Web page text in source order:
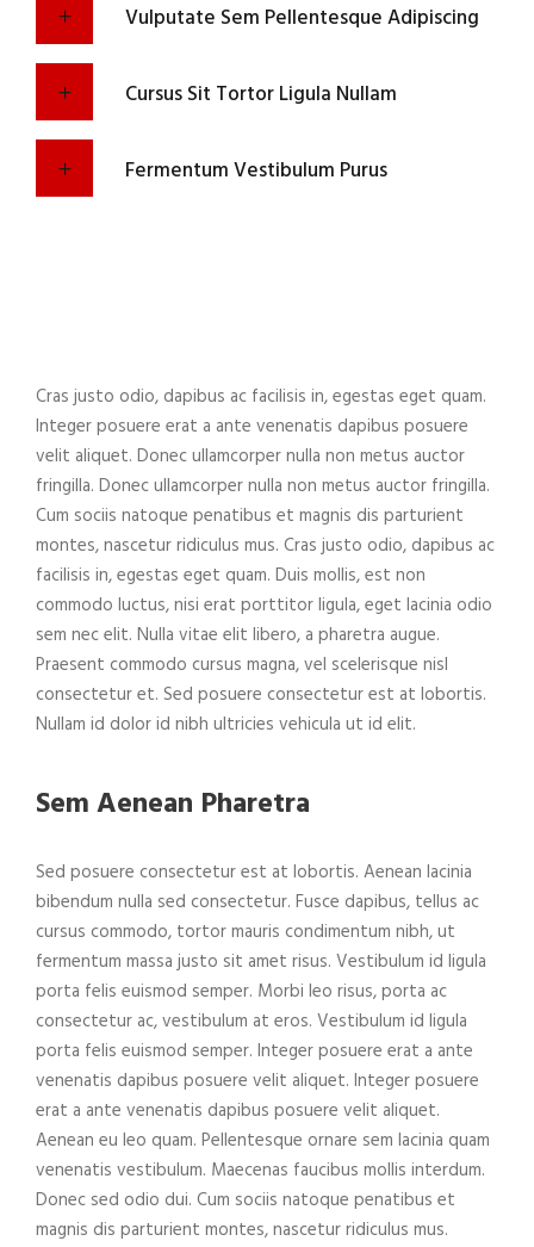
Vulputate Sem Pellentesque Adipiscing
Cursus Sit Tortor Ligula Nullam
Fermentum Vestibulum Purus
Cras justo odio, dapibus ac facilisis in, egestas eget quam.
Integer posuere erat a ante venenatis dapibus posuere
velit aliquet. Donec ullamcorper nulla non metus auctor
fringilla. Donec ullamcorper nulla non metus auctor fringilla.
Cum sociis natoque penatibus et magnis dis parturient
montes, nascetur ridiculus mus. Cras justo odio, dapibus ac
facilisis in, egestas eget quam. Duis mollis, est non
commodo luctus, nisi erat porttitor ligula, eget lacinia odio
sem nec elit. Nulla vitae elit libero, a pharetra augue.
Praesent commodo cursus magna, vel scelerisque nisl
consectetur et. Sed posuere consectetur est at lobortis.
Nullam id dolor id nibh ultricies vehicula ut id elit.
Sem Aenean Pharetra
Sed posuere consectetur est at lobortis. Aenean lacinia
bibendum nulla sed consectetur. Fusce dapibus, tellus ac
cursus commodo, tortor mauris condimentum nibh, ut
fermentum massa justo sit amet risus. Vestibulum id ligula
porta felis euismod semper. Morbi leo risus, porta ac
consectetur ac, vestibulum at eros. Vestibulum id ligula
porta felis euismod semper. Integer posuere erat a ante
venenatis dapibus posuere velit aliquet. Integer posuere
erat a ante venenatis dapibus posuere velit aliquet.
Aenean eu leo quam. Pellentesque ornare sem lacinia quam
venenatis vestibulum. Maecenas faucibus mollis interdum.
Donec sed odio dui. Cum sociis natoque penatibus et
magnis dis parturient montes, nascetur ridiculus mus.